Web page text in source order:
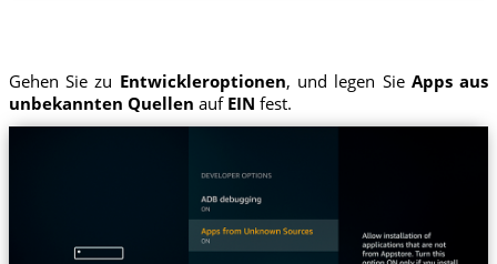
Gehen Sie zu Entwickleroptionen, und legen SieApps aus
unbekannten Quellen auf EIN fest.